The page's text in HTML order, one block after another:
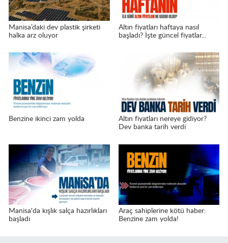
Manisa’daki dev plastik şirketi
halka arz oluyor
Altın fiyatları haftaya nasıl
başladı? İşte güncel fiyatlar...
Benzine ikinci zam yolda
Altın fiyatları nereye gidiyor?
Dev banka tarih verdi
Manisa'da kışlık salça hazırlıkları
başladı
Araç sahiplerine kötü haber:
Benzine zam yolda!